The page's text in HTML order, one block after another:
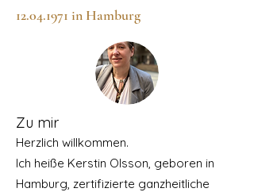
12.04.1971 in Hamburg
Zu mir
Herzlich willkommen.
Ich heiße Kerstin Olsson, geboren in
Hamburg, zertifizierte ganzheitliche